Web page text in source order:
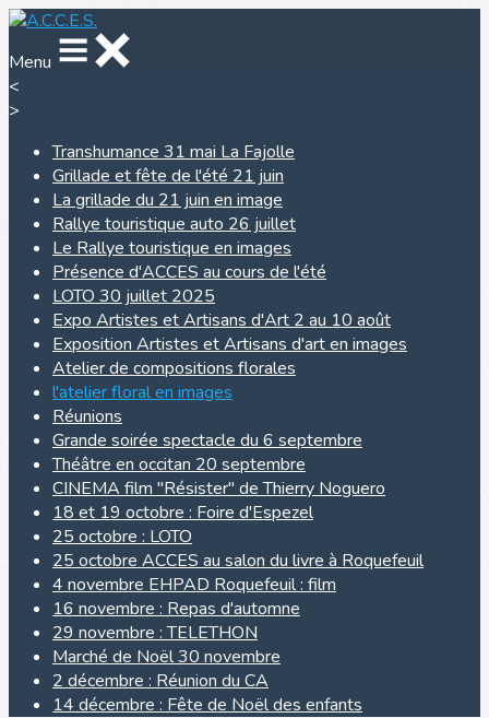
Menu
<
>
Transhumance 31 mai La Fajolle
Grillade et fête de l'été 21 juin
La grillade du 21 juin en image
Rallye touristique auto 26 juillet
Le Rallye touristique en images
Présence d'ACCES au cours de l'été
LOTO 30 juillet 2025
Expo Artistes et Artisans d'Art 2 au 10 août
Exposition Artistes et Artisans d'art en images
Atelier de compositions florales
l'atelier floral en images
Réunions
Grande soirée spectacle du 6 septembre
Théâtre en occitan 20 septembre
CINEMA film "Résister" de Thierry Noguero
18 et 19 octobre : Foire d'Espezel
25 octobre : LOTO
25 octobre ACCES au salon du livre à Roquefeuil
4 novembre EHPAD Roquefeuil : film
16 novembre : Repas d'automne
29 novembre : TELETHON
Marché de Noël 30 novembre
2 décembre : Réunion du CA
14 décembre : Fête de Noël des enfants